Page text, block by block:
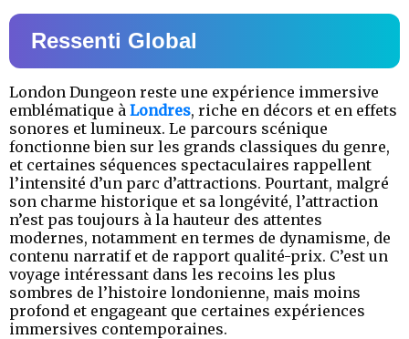
Ressenti Global
London Dungeon reste une expérience immersive
emblématique à Londres, riche en décors et en effets
sonores et lumineux. Le parcours scénique
fonctionne bien sur les grands classiques du genre,
et certaines séquences spectaculaires rappellent
l’intensité d’un parc d’attractions. Pourtant, malgré
son charme historique et sa longévité, l’attraction
n’est pas toujours à la hauteur des attentes
modernes, notamment en termes de dynamisme, de
contenu narratif et de rapport qualité-prix. C’est un
voyage intéressant dans les recoins les plus
sombres de l’histoire londonienne, mais moins
profond et engageant que certaines expériences
immersives contemporaines.